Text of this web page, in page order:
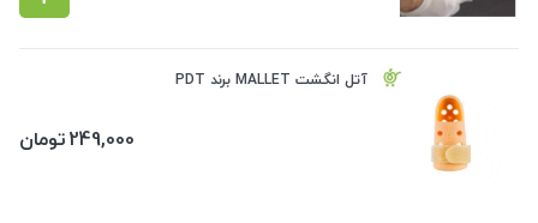
آتل انگشت MALLET برند PDT
249,000تومان